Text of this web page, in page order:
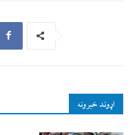
اړوند خبرونه